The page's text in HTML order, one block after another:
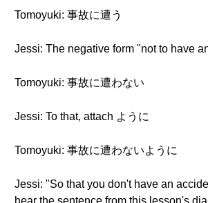
Tomoyuki: 事故に遭う
Jessi: The negative form "not to have
Tomoyuki: 事故に遭わない
Jessi: To that, attach ように
Tomoyuki: 事故に遭わないように
Jessi: "So that you don't have an
hear the sentence from this lesson's